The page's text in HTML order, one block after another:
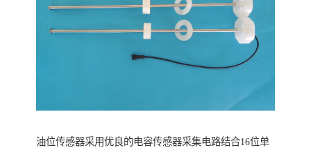
油位传感器采用优良的电容传感器采集电路结合16位单